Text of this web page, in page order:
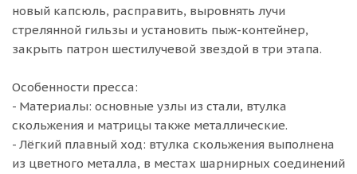
новый капсюль, расправить, выровнять лучи
стрелянной гильзы и установить пыж-контейнер,
закрыть патрон шестилучевой звездой в три этапа.
Особенности пресса:
- Материалы: основные узлы из стали, втулка
скольжения и матрицы также металлические.
- Лёгкий плавный ход: втулка скольжения выполнена
из цветного металла, в местах шарнирных соединений